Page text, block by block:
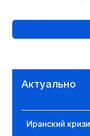
Актуально
Иранский